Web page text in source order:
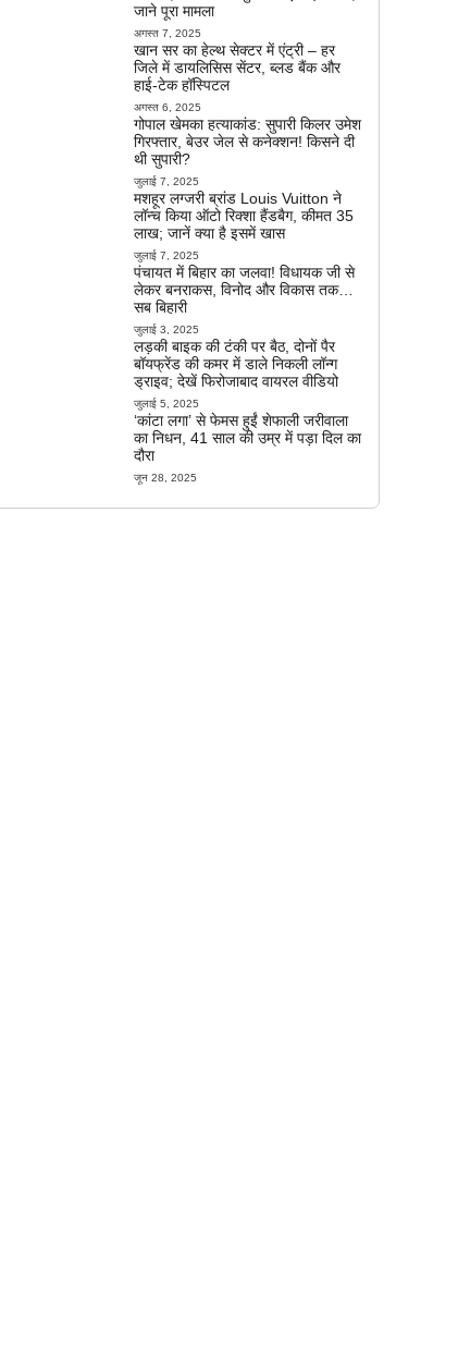
जाने पूरा मामला
अगस्त 7, 2025
खान सर का हेल्थ सेक्टर में एंट्री – हर
जिले में डायलिसिस सेंटर, ब्लड बैंक और
हाई-टेक हॉस्पिटल
अगस्त 6, 2025
गोपाल खेमका हत्याकांड: सुपारी किलर उमेश
गिरफ्तार, बेउर जेल से कनेक्शन! किसने दी
थी सुपारी?
जुलाई 7, 2025
मशहूर लग्जरी ब्रांड Louis Vuitton ने
लॉन्च किया ऑटो रिक्शा हैंडबैग, कीमत 35
लाख; जानें क्या है इसमें खास
जुलाई 7, 2025
पंचायत में बिहार का जलवा! विधायक जी से
लेकर बनराकस, विनोद और विकास तक…
सब बिहारी
जुलाई 3, 2025
लड़की बाइक की टंकी पर बैठ, दोनों पैर
बॉयफ्रेंड की कमर में डाले निकली लॉन्ग
ड्राइव; देखें फिरोजाबाद वायरल वीडियो
जुलाई 5, 2025
‘कांटा लगा’ से फेमस हुईं शेफाली जरीवाला
का निधन, 41 साल की उम्र में पड़ा दिल का
दौरा
जून 28, 2025